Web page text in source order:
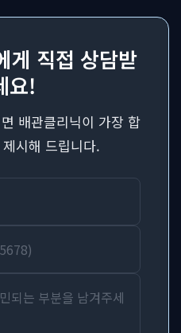
게 직접 상담받
요!
배관클리닉이 가장 합
시해 드립니다.